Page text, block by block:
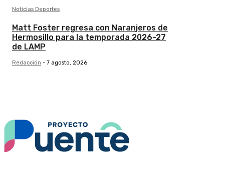
Noticias Deportes
Matt Foster regresa con Naranjeros de
Hermosillo para la temporada 2026-27
de LAMP
Redacción - 7 agosto, 2026